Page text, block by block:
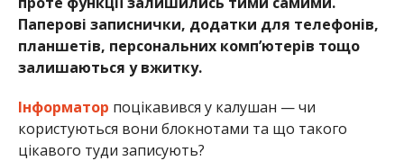
Паперові записнички, додатки для телефонів,
планшетів, персональних комп’ютерів тощо
залишаються у вжитку.
Інформатор поцікавився у калушан — чи
користуються вони блокнотами та що такого
цікавого туди записують?